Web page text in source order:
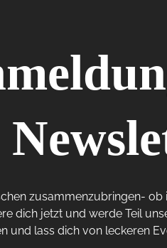
zusammenzubringen-
dich jetzt und werde Teil
und lass dich von leckeren